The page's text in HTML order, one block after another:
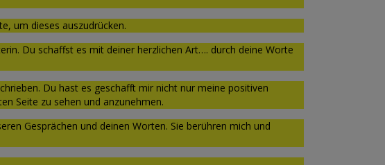
um dieses auszudrücken.
Du schaffst es mit deiner herzlichen Art…. durch deine Worte
Du hast es geschafft mir nicht nur meine positiven
Seite zu sehen und anzunehmen.
Gesprächen und deinen Worten. Sie berühren mich und